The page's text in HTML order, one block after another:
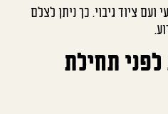
ועם ציוד גיבוי. כך ניתן לצלם
תחילת